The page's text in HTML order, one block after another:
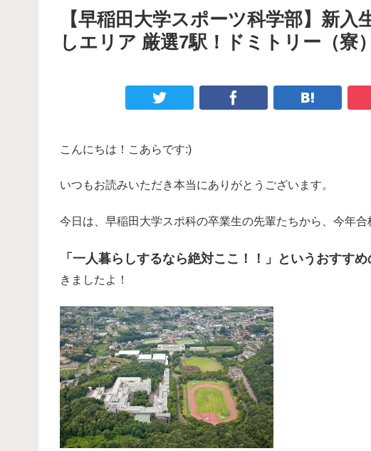
【早稲田大学スポーツ科学部】新
しエリア 厳選7駅！ドミトリー（寮
こんにちは！こあらです:)
いつもお読みいただき本当にありがとうございます。
今日は、早稲田大学スポ科の卒業生の先輩たちから、今年合
「一人暮らしするなら絶対ここ！！」というおすす
きましたよ！